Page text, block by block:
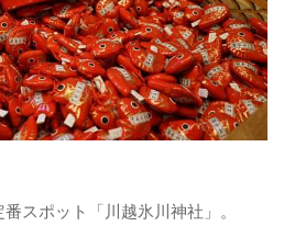
スポット「川越氷川神社」。